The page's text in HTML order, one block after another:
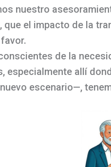
nuestro
que el impacto de la
de la
especialmente allí
escenario—,